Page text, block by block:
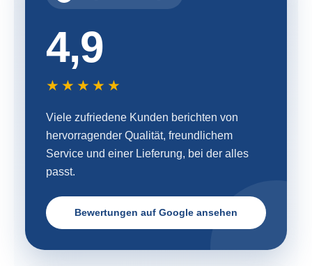
4,9
★★★★★
Viele zufriedene Kunden berichten von
hervorragender Qualität, freundlichem
Service und einer Lieferung, bei der alles
passt.
Bewertungen auf Google ansehen